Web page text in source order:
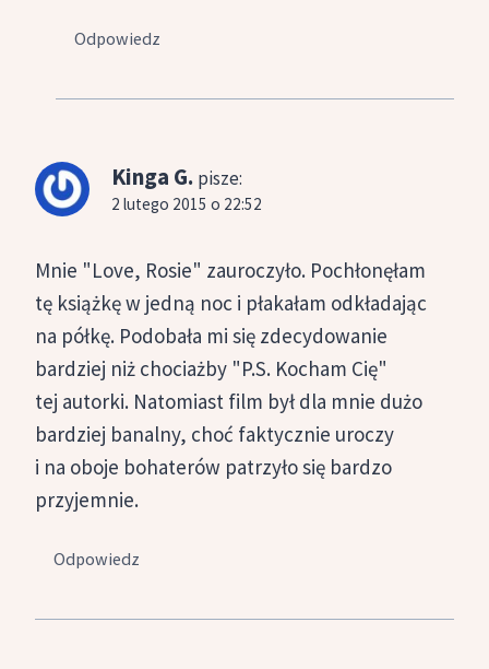
Odpowiedz
Kinga G. pisze:
2 lutego 2015 o 22:52
Mnie "Love, Rosie" zauroczyło. Pochłonęłam
tę książkę w jedną noc i płakałam odkładając
na półkę. Podobała mi się zdecydowanie
bardziej niż chociażby "P.S. Kocham Cię"
tej autorki. Natomiast film był dla mnie dużo
bardziej banalny, choć faktycznie uroczy
i na oboje bohaterów patrzyło się bardzo
przyjemnie.
Odpowiedz